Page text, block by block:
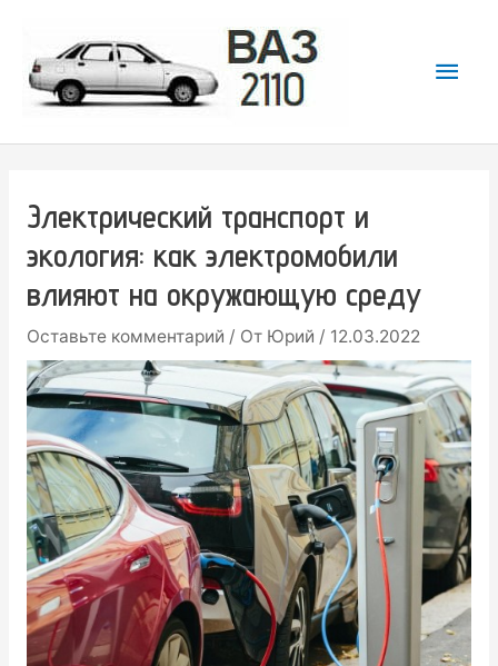
содержимому
Электрический транспорт и
экология: как электромобили
влияют на окружающую среду
Оставьте комментарий / От Юрий / 12.03.2022